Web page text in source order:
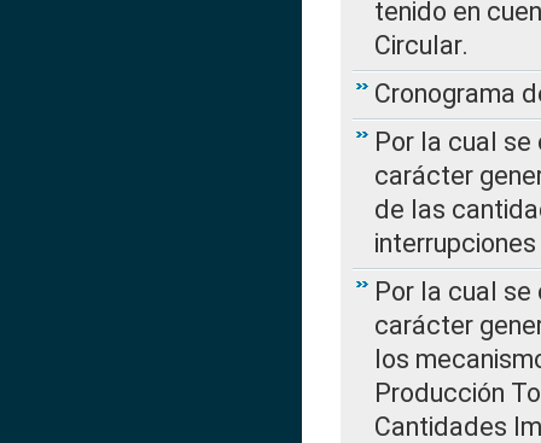
tenido en
Circular.
Cronograma
Por la cual
carácter
de las
Por la cual
carácter
los
Producción
Cantidades